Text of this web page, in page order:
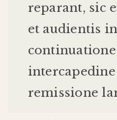
reparant, sic
et audientis
continuatione
intercapedine
remissione